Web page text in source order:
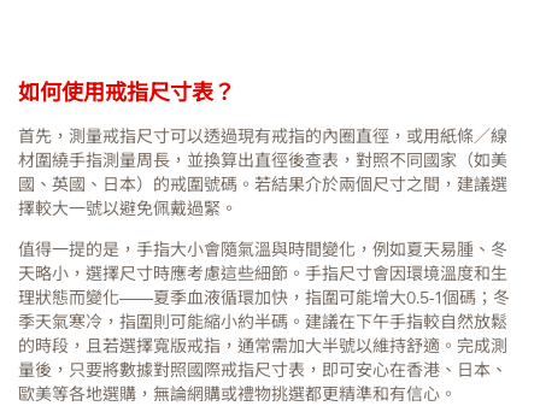
如何使用戒指尺寸表？
首先，測量戒指尺寸可以透過現有戒指的內圈直徑，或用紙條／線
材圍繞手指測量周長，並換算出直徑後查表，對照不同國家（如美
國、英國、日本）的戒圍號碼。若結果介於兩個尺寸之間，建議選
擇較大一號以避免佩戴過緊。
值得一提的是，手指大小會隨氣溫與時間變化，例如夏天易腫、冬
天略小，選擇尺寸時應考慮這些細節。手指尺寸會因環境溫度和生
理狀態而變化——夏季血液循環加快，指圍可能增大0.5-1個碼；冬
季天氣寒冷，指圍則可能縮小約半碼。建議在下午手指較自然放鬆
的時段，且若選擇寬版戒指，通常需加大半號以維持舒適。完成測
量後，只要將數據對照國際戒指尺寸表，即可安心在香港、日本、
歐美等各地選購，無論網購或禮物挑選都更精準和有信心。